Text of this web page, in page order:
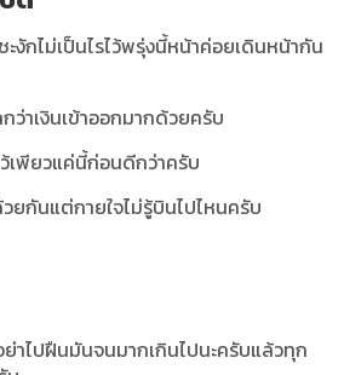
งักไม่เป็นไรไว้พรุ่งนี้หน้าค่อยเดินหน้ากัน
ว่าเงินเข้าออกมากด้วยครับ
พียวแค่นี้ก่อนดีกว่าครับ
กันแต่กายใจไม่รู้บินไปไหนครับ
ย่าไปฝืนมันจนมากเกินไปนะครับแล้วทุก